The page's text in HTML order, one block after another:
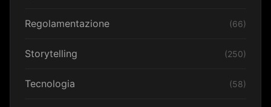
Regolamentazione (66)
Storytelling (250)
Tecnologia (58)